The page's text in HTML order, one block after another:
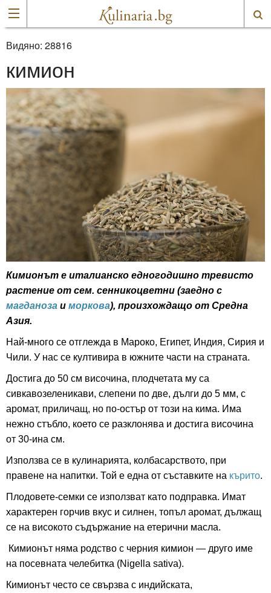
Видяно: 28816
кимион
Кимионът е италианско едногодишно тревисто
растение от сем. сенникоцветни (заедно с
магданоза и моркова), произхождащо от Средна
Азия.
Най-много се отглежда в Мароко, Египет, Индия, Сирия и
Чили. У нас се култивира в южните части на страната.
Достига до 50 см височина, плодчетата му са
сивкавозеленикави, слепени по две, дълги до 5 мм, с
аромат, приличащ, но по-остър от този на кима. Има
нежно стъбло, което се разклонява и достига височина
от 30-ина см.
Използва се в кулинарията, колбасарството, при
правене на напитки. Той е една от съставките на кърито.
Плодовете-семки се използват като подправка. Имат
характерен горчив вкус и силнен, топъл аромат, дължащ
се на високото съдържание на етерични масла.
Кимионът няма родство с черния кимион — друго име
на посевната челебитка (Nigella sativa).
Кимионът често се свързва с индийската,